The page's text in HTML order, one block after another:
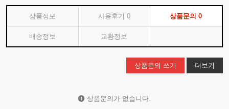
상품정보 사용후기 0 상품문의0
배송정보 교환정보
상품문의 쓰기 더보기
상품문의가 없습니다.